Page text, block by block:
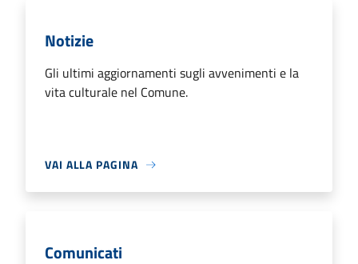
Notizie
Gli ultimi aggiornamenti sugli avvenimenti e la
vita culturale nel Comune.
VAI ALLA PAGINA
Comunicati